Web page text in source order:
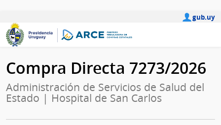
gub.uy
Compra Directa 7273/2026
Administración de Servicios de Salud del
Estado | Hospital de San Carlos